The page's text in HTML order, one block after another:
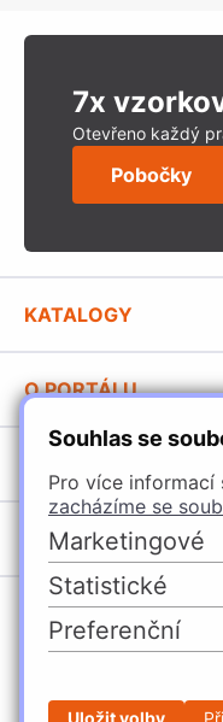
Souhlas se
Pro více informací
zacházíme se
Marketingové
Statistické
Preferenční
Uložit volby
7x
Otevřeno každý
Pobočky
KATALOGY
Stavební katalog Häfele
Brožury Häfele
O PORTÁLU
Provozovatel portálu
Jak používat portál
Úchytky
Nábytkové kování
Vybavení kuchyní
Osvětlení a elektro
Stavební kování
POBOČKY
Domašín
Vyškov
Česká Třebová